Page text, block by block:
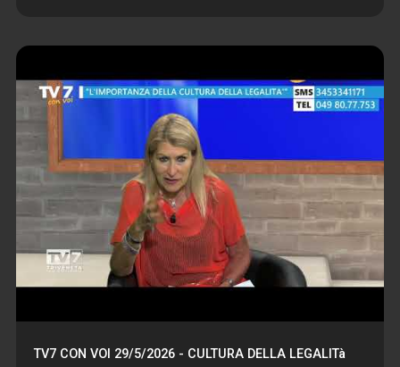
TV7 CON VOI 29/5/2026 - CULTURA DELLA LEGALITà